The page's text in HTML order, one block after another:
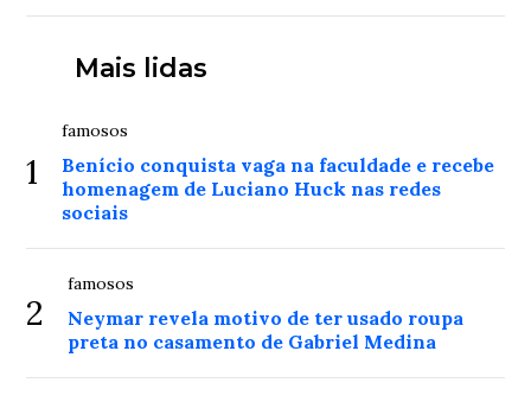
Mais lidas
1
famosos
Benício conquista vaga na faculdade e recebe
homenagem de Luciano Huck nas redes
sociais
2
famosos
Neymar revela motivo de ter usado roupa
preta no casamento de Gabriel Medina